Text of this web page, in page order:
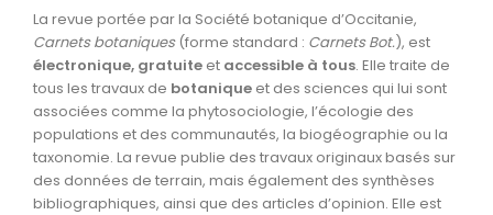
Ressources
Actualités et calendrier
Contact
La revue portée par la Société botanique d’Occitanie,
Carnets botaniques (forme standard : Carnets Bot.), est
électronique, gratuite et accessible à tous. Elle traite de
tous les travaux de botanique et des sciences qui lui sont
associées comme la phytosociologie, l’écologie des
populations et des communautés, la biogéographie ou la
taxonomie. La revue publie des travaux originaux basés sur
des données de terrain, mais également des synthèses
bibliographiques, ainsi que des articles d’opinion. Elle est